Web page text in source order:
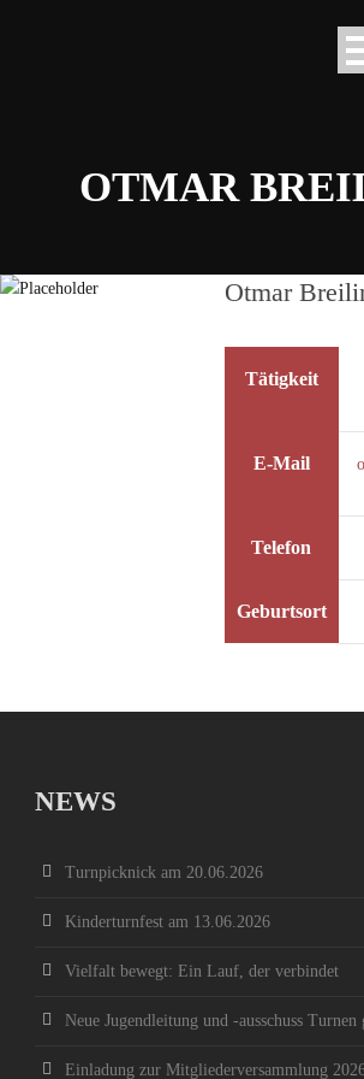
OTMAR
Otmar
Tätigkeit
E-Mail
Telefon
Geburtsort
NEWS
Turnpicknick am 20.06.2026
Kinderturnfest am 13.06.2026
Vielfalt bewegt: Ein Lauf, der verbindet
Neue Jugendleitung und -ausschuss Turnen
Einladung zur Mitgliederversammlung